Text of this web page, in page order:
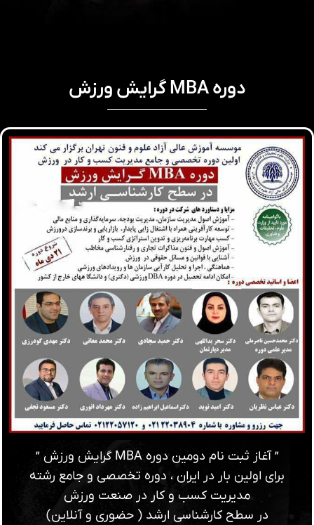
دوره MBA گرایش ورزش
” آغاز ثبت نام دومین دوره MBA گرایش ورزش ”
برای اولین بار در ایران ، دوره تخصصی و جامع رشته
مدیریت کسب و کار در صنعت ورزش
در سطح کارشناسی ارشد ( حضوری و آنلاین)